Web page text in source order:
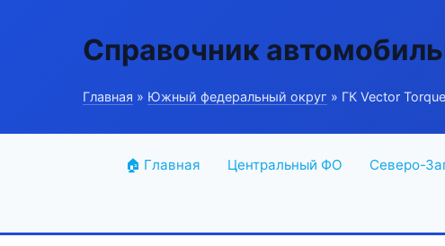
Справочник
Главная » Южный федеральный округ » ГК Vector Torque
🏠 Главная Центральный ФО Северо-